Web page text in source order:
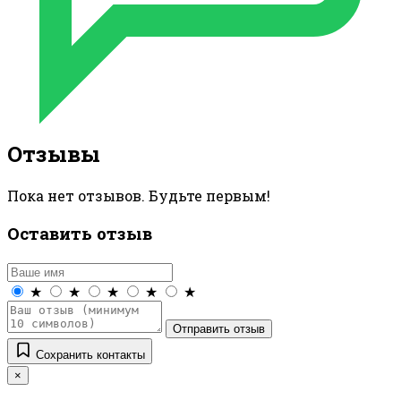
Отзывы
Пока нет отзывов. Будьте первым!
Оставить отзыв
★ ★ ★ ★ ★
Отправить отзыв
Сохранить контакты
×